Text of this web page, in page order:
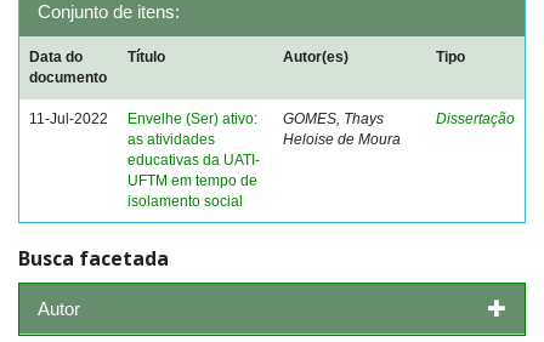
Conjunto de itens:
Data do
documento
Título Autor(es) Tipo
11-Jul-2022
Envelhe (Ser) ativo:
as atividades
educativas da UATI-
UFTM em tempo de
isolamento social
GOMES, Thays
Heloise de Moura
Dissertação
Busca facetada
Autor